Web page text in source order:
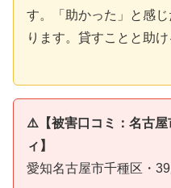
す。「助かった」と感
ります。貸すことと助け
⚠️【被害口コミ：名古屋
ィ】
愛知名古屋市千種区・